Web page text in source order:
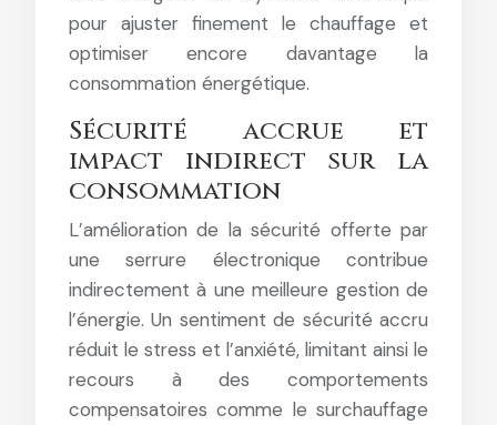
pour ajuster finement le chauffage et
optimiser encore davantage la
consommation énergétique.
Sécurité accrue et
impact indirect sur la
consommation
L’amélioration de la sécurité offerte par
une serrure électronique contribue
indirectement à une meilleure gestion de
l’énergie. Un sentiment de sécurité accru
réduit le stress et l’anxiété, limitant ainsi le
recours à des comportements
compensatoires comme le surchauffage